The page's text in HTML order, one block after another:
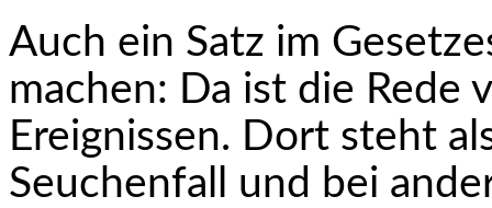
Auch ein Satz im
machen: Da ist die Rede
Ereignissen. Dort steht
Seuchenfall und bei